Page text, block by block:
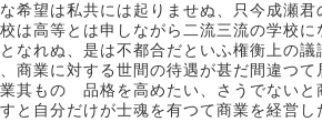
希望は私共には起りませぬ、只今成瀬
は高等とは申しながら二流三流の学校
なれぬ、是は不都合だといふ権衡上の
商業に対する世間の待遇が甚だ間違つ
其ものゝ品格を高めたい、さうでない
と自分だけが士魂を有つて商業を経営